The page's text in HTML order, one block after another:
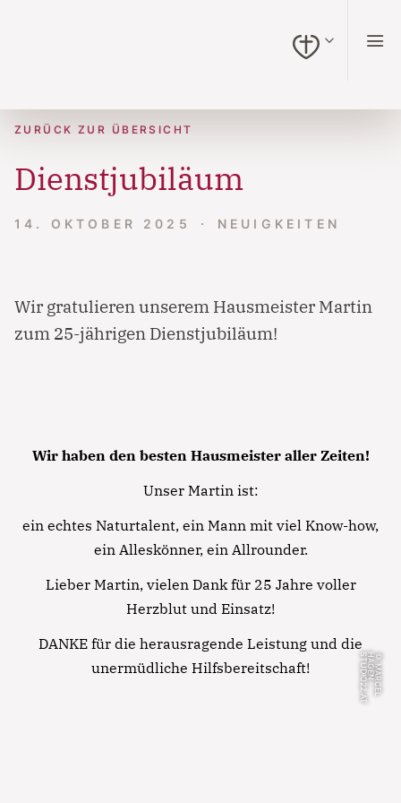
ZURÜCK ZUR ÜBERSICHT
Dienstjubiläum
14. OKTOBER 2025 NEUIGKEITEN
Wir gratulieren unserem Hausmeister Martin
zum 25-jährigen Dienstjubiläum!
Wir haben den besten Hausmeister aller Zeiten!
Unser Martin ist:
ein echtes Naturtalent, ein Mann mit viel Know-how,
ein Alleskönner, ein Allrounder.
Lieber Martin, vielen Dank für 25 Jahre voller
Herzblut und Einsatz!
DANKE für die herausragende Leistung und die
unermüdliche Hilfsbereitschaft!
©
M
A
R
C
E
L
H
A
G
E
N
-
S
T
U
D
IO
2
2
.
A
T